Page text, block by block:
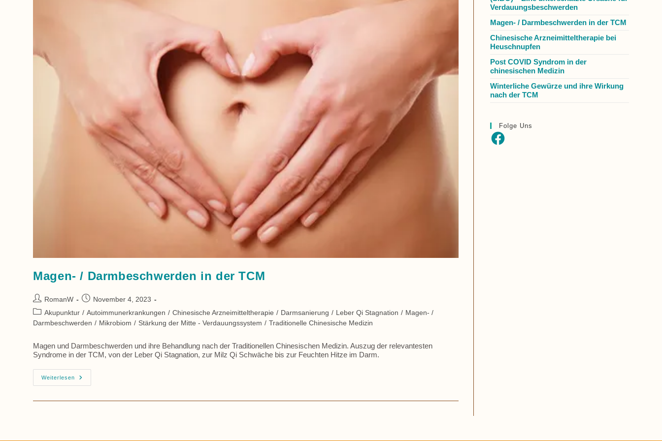
Magen- / Darmbeschwerden in der TCM
Beitrags-
Autor:
RomanW
Beitrag
veröffentlicht:
November 4, 2023
Beitrags-
Kategorie:
Akupunktur / Autoimmunerkrankungen / Chinesische Arzneimitteltherapie / Darmsanierung / Leber Qi Stagnation / Magen- /
Darmbeschwerden / Mikrobiom / Stärkung der Mitte - Verdauungssystem / Traditionelle Chinesische Medizin
Magen und Darmbeschwerden und ihre Behandlung nach der Traditionellen Chinesischen Medizin. Auszug der relevantesten
Syndrome in der TCM, von der Leber Qi Stagnation, zur Milz Qi Schwäche bis zur Feuchten Hitze im Darm.
Weiterlesen
Magen-
/
Verdauungsbeschwerden
Magen- / Darmbeschwerden in der TCM
Chinesische Arzneimitteltherapie bei
Heuschnupfen
Post COVID Syndrom in der
chinesischen Medizin
Winterliche Gewürze und ihre Wirkung
nach der TCM
Folge Uns
Facebook